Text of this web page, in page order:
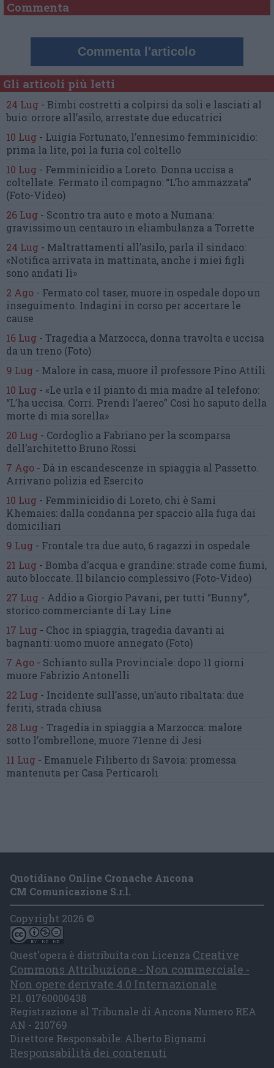
Commenta
Commenta l'articolo
Gli articoli più letti
24 Lug - Bimbi costretti a colpirsi da soli e lasciati al
buio: orrore all’asilo, arrestate due educatrici
10 Lug - Luigia Fortunato, l’ennesimo femminicidio:
prima la lite, poi la furia col coltello
10 Lug - Femminicidio a Loreto. Donna uccisa a
coltellate. Fermato il compagno: “L’ho ammazzata”
(Foto-Video)
26 Lug - Scontro tra auto e moto a Numana:
gravissimo un centauro in eliambulanza a Torrette
24 Lug - Maltrattamenti all’asilo, parla il sindaco:
«Notifica arrivata in mattinata, anche i miei figli
sono andati lì»
2 Ago - Fermato col taser, muore in ospedale dopo un
inseguimento. Indagini in corso per accertare le
cause
16 Lug - Tragedia a Marzocca, donna travolta e uccisa
da un treno (Foto)
9 Lug - Malore in casa, muore il professore Pino Attili
10 Lug - «Le urla e il pianto di mia madre al telefono:
“L’ha uccisa. Corri. Prendi l’aereo” Così ho saputo della
morte di mia sorella»
20 Lug - Cordoglio a Fabriano per la scomparsa
dell’architetto Bruno Rossi
7 Ago - Dà in escandescenze in spiaggia al Passetto.
Arrivano polizia ed Esercito
10 Lug - Femminicidio di Loreto, chi è Sami
Khemaies: dalla condanna per spaccio alla fuga dai
domiciliari
9 Lug - Frontale tra due auto, 6 ragazzi in ospedale
21 Lug - Bomba d’acqua e grandine: strade come fiumi,
auto bloccate. Il bilancio complessivo (Foto-Video)
27 Lug - Addio a Giorgio Pavani, per tutti “Bunny”,
storico commerciante di Lay Line
17 Lug - Choc in spiaggia, tragedia davanti ai
bagnanti:uomo muore annegato (Foto)
7 Ago - Schianto sulla Provinciale: dopo 11 giorni
muore Fabrizio Antonelli
22 Lug - Incidente sull’asse, un’auto ribaltata: due
feriti, strada chiusa
28 Lug - Tragedia in spiaggia a Marzocca: malore
sotto l’ombrellone, muore 71enne di Jesi
11 Lug - Emanuele Filiberto di Savoia: promessa
mantenuta per Casa Perticaroli
Quotidiano Online Cronache Ancona
CM Comunicazione S.r.l.
Copyright 2026 ©
Quest'opera è distribuita con Licenza Creative
Commons Attribuzione - Non commerciale -
Non opere derivate 4.0 Internazionale
P.I. 01760000438
Registrazione al Tribunale di Ancona Numero REA
AN - 210769
Direttore Responsabile: Alberto Bignami
Responsabilità dei contenuti